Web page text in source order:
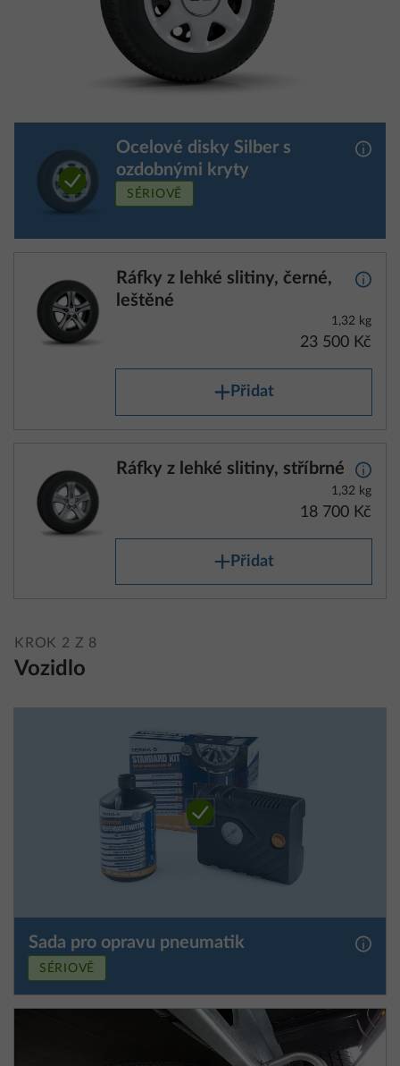
Ocelové disky Silber s
ozdobnými kryty
Další
SÉRIOVĚ
Ráfky z lehké slitiny, černé,
leštěné
Další
1,32 kg
23 500 Kč
Přidat
Ráfky z lehké slitiny, stříbrné Další
1,32 kg
18 700 Kč
Přidat
KROK 2 Z 8
Vozidlo
Sada pro opravu pneumatik Další
SÉRIOVĚ